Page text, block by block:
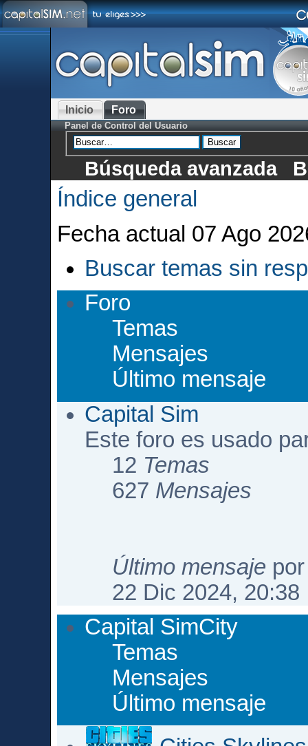
Inicio Foro
Panel de Control del Usuario
Búsqueda avanzada
Índice general
Fecha actual 07 Ago
Buscar temas sin
Foro
Temas
Mensajes
Último mensaje
Capital Sim
Este foro es usado
12 Temas
627 Mensajes
Último mensaje
22 Dic 2024, 20:38
Capital SimCity
Temas
Mensajes
Último mensaje